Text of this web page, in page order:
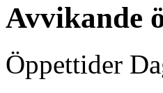
Avvikande
Öppettider